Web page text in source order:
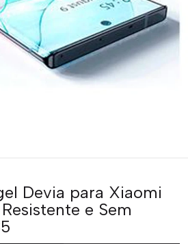
Devia para Xiaomi
e Sem